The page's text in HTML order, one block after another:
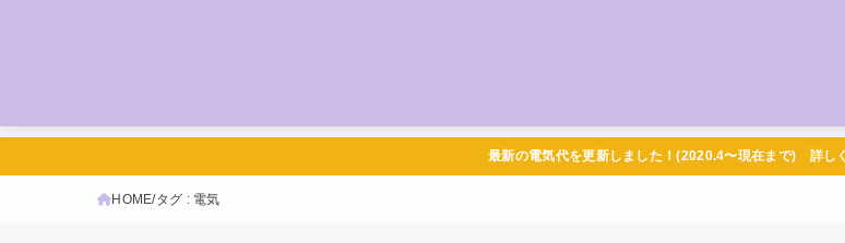
最新の電気代を更新しました！(2020.4〜現在まで) 詳し
HOME タグ : 電気